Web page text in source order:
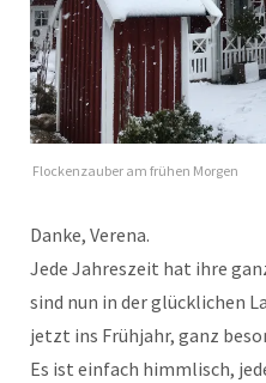
Flockenzauber am frühen Morgen
Danke, Verena.
Jede Jahreszeit hat ihre
sind nun in der glücklichen
jetzt ins Frühjahr, ganz
Es ist einfach himmlisch,